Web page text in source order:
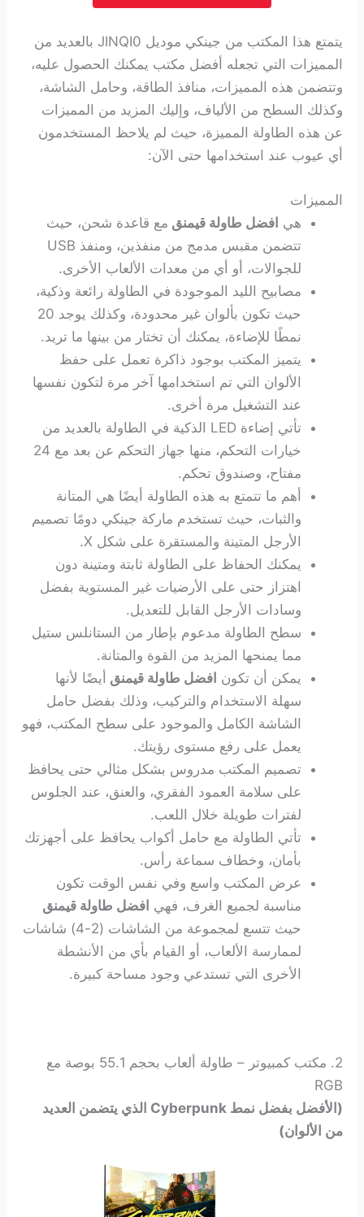
يتمتع هذا المكتب من جينكي موديل JINQI0 بالعديد من
المميزات التي تجعله أفضل مكتب يمكنك الحصول عليه،
وتتضمن هذه المميزات، منافذ الطاقة، وحامل الشاشة،
وكذلك السطح من الألياف، وإليك المزيد من المميزات
عن هذه الطاولة المميزة، حيث لم يلاحظ المستخدمون
أي عيوب عند استخدامها حتى الآن:
المميزات
هي افضل طاولة قيمنق مع قاعدة شحن، حيث
تتضمن مقبس مدمج من منفذين، ومنفذ USB
للجوالات، أو أي من معدات الألعاب الأخرى.
مصابيح الليد الموجودة في الطاولة رائعة وذكية،
حيث تكون بألوان غير محدودة، وكذلك يوجد 20
نمطًا للإضاءة، يمكنك أن تختار من بينها ما تريد.
يتميز المكتب بوجود ذاكرة تعمل على حفظ
الألوان التي تم استخدامها آخر مرة لتكون نفسها
عند التشغيل مرة أخرى.
تأتي إضاءة LED الذكية في الطاولة بالعديد من
خيارات التحكم، منها جهاز التحكم عن بعد مع 24
مفتاح، وصندوق تحكم.
أهم ما تتمتع به هذه الطاولة أيضًا هي المتانة
والثبات، حيث تستخدم ماركة جينكي دومًا تصميم
الأرجل المتينة والمستقرة على شكل X.
يمكنك الحفاظ على الطاولة ثابتة ومتينة دون
اهتزاز حتى على الأرضيات غير المستوية بفضل
وسادات الأرجل القابل للتعديل.
سطح الطاولة مدعوم بإطار من الستانلس ستيل
مما يمنحها المزيد من القوة والمتانة.
يمكن أن تكون افضل طاولة قيمنق أيضًا لأنها
سهلة الاستخدام والتركيب، وذلك بفضل حامل
الشاشة الكامل والموجود على سطح المكتب، فهو
يعمل على رفع مستوى رؤيتك.
تصميم المكتب مدروس بشكل مثالي حتى يحافظ
على سلامة العمود الفقري، والعنق، عند الجلوس
لفترات طويلة خلال اللعب.
تأتي الطاولة مع حامل أكواب يحافظ على أجهزتك
بأمان، وخطاف سماعة رأس.
عرض المكتب واسع وفي نفس الوقت تكون
مناسبة لجميع الغرف، فهي افضل طاولة قيمنق
حيث تتسع لمجموعة من الشاشات (2-4) شاشات
لممارسة الألعاب، أو القيام بأي من الأنشطة
الأخرى التي تستدعي وجود مساحة كبيرة.
2. مكتب كمبيوتر – طاولة ألعاب بحجم 55.1 بوصة مع
RGB
(الأفضل بفضل نمط Cyberpunk الذي يتضمن العديد
من الألوان)